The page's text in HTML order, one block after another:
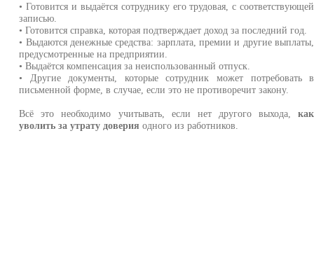
• Готовится и выдаётся сотруднику его трудовая, с соответствующей
записью.
• Готовится справка, которая подтверждает доход за последний год.
• Выдаются денежные средства: зарплата, премии и другие выплаты,
предусмотренные на предприятии.
• Выдаётся компенсация за неиспользованный отпуск.
• Другие документы, которые сотрудник может потребовать в
письменной форме, в случае, если это не противоречит закону.
Всё это необходимо учитывать, если нет другого выхода,как
уволить за утрату доверия одного из работников.